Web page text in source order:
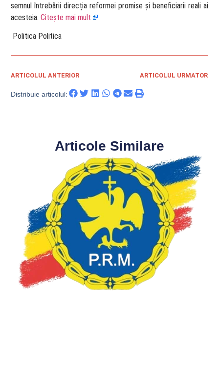
semnul întrebării direcția reformei promise și beneficiarii reali ai
acesteia.Citește mai mult
​ Politica Politica
ARTICOLUL ANTERIOR ARTICOLUL URMATOR
Distribuie articolul:
Articole Similare